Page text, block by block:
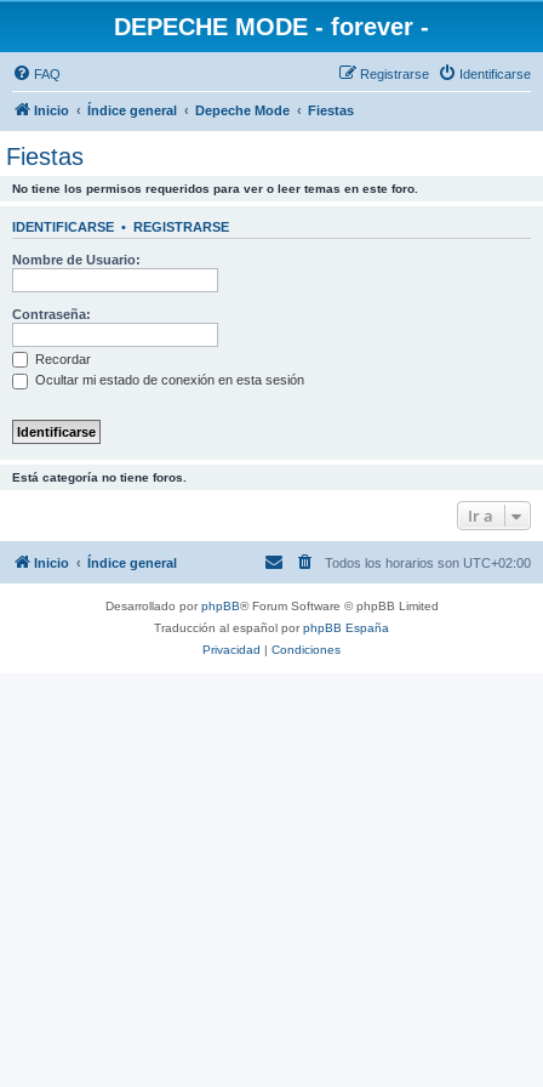
DEPECHE MODE - forever -
FAQ Identificarse
Registrarse
Inicio Índice general Depeche Mode Fiestas
Fiestas
No tiene los permisos requeridos para ver o leer temas en este foro.
IDENTIFICARSE • REGISTRARSE
Nombre de Usuario:
Contraseña:
Recordar
Ocultar mi estado de conexión en esta sesión
Está categoría no tiene foros.
Ir a
Inicio Índice general Todos los horarios son UTC+02:00
Desarrollado porphpBB® Forum Software © phpBB Limited
Traducción al español porphpBB España
Privacidad | Condiciones